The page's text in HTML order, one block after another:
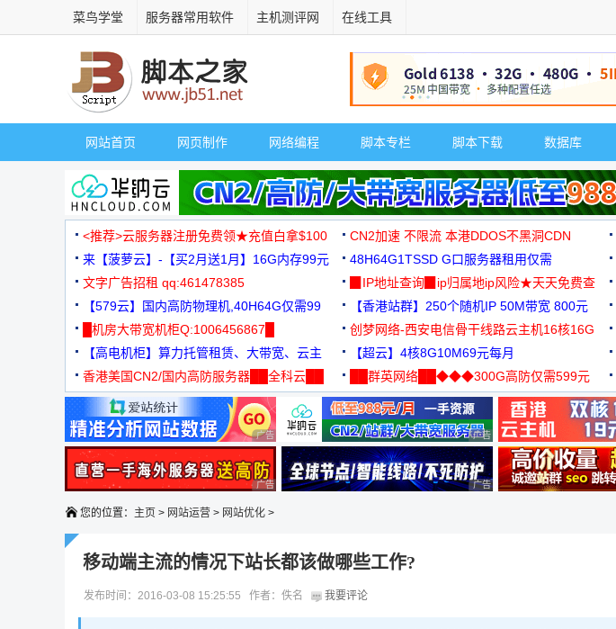
菜鸟学堂 服务器常用软件 主机测评网 在线工具
网站首页 网页制作 网络编程 脚本专栏 脚本下载 数据库
<推荐>云服务器注册免费领★充值白拿$100 CN2加速 不限流 本港DDOS不黑洞CDN
来【菠萝云】-【买2月送1月】16G内存99元
48H64G1TSSD G口服务器租用仅需
3000+可免费测试
文字广告招租 qq:461478385
▉IP地址查询▉ip归属地ip风险★天天免费查
【579云】国内高防物理机,40H64G仅需99
元
【香港站群】250个随机IP 50M带宽 800元
█机房大带宽机柜Q:1006456867█
创梦网络-西安电信骨干线路云主机16核16G
88元/月
【高电机柜】算力托管租赁、大带宽、云主
机
【超云】4核8G10M69元每月
香港美国CN2/国内高防服务器██全科云██
██群英网络██◆◆◆300G高防仅需599元
◆◆◆
广告 商业广告，理性选择 广告 商业广告，理性选择
广告 商业广告，理性选择 广告 商业广告，理性选择
您的位置： 主页 > 网站运营 > 网站优化 >
移动端主流的情况下站长都该做哪些工作?
发布时间：2016-03-08 15:25:55 作者：佚名 我要评论